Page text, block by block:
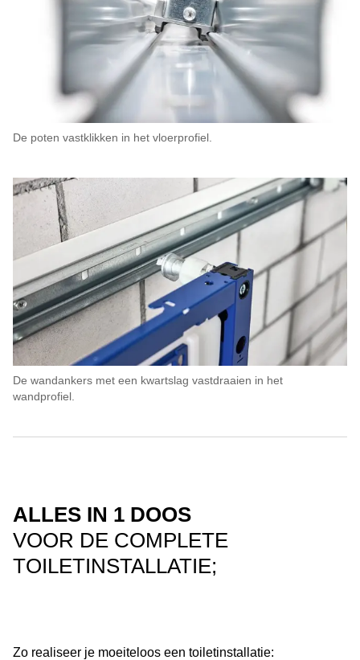
De poten vastklikken in het vloerprofiel.
De wandankers met een kwartslag vastdraaien in het
wandprofiel.
ALLES IN 1 DOOS
VOOR DE COMPLETE
TOILETINSTALLATIE;
Zo realiseer je moeiteloos een toiletinstallatie: